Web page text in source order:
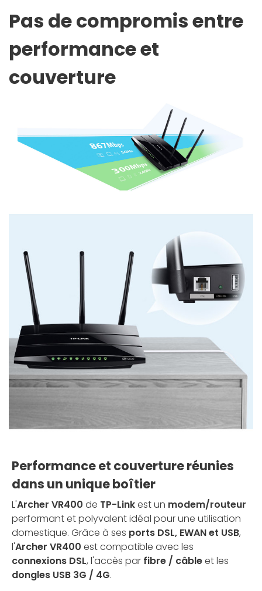
Pas de compromis entre
performance et
couverture
Performance et couverture réunies
dans un unique boîtier
L'Archer VR400 de TP-Linkest un modem/routeur
performant et polyvalent idéal pour une utilisation
domestique. Grâce à ses ports DSL, EWAN et USB,
l'Archer VR400 est compatible avec les
connexions DSL, l'accès par fibre / câbleet les
dongles USB 3G / 4G.